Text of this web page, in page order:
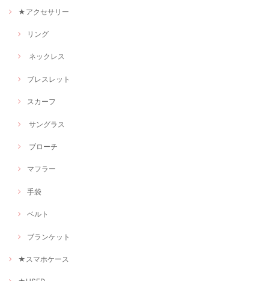
★アクセサリー
リング
ネックレス
ブレスレット
スカーフ
サングラス
ブローチ
マフラー
手袋
ベルト
ブランケット
★スマホケース